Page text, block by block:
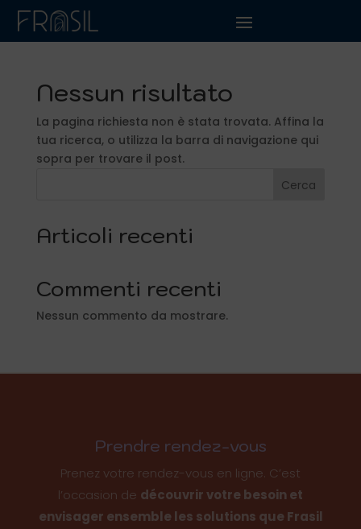
Nessun risultato
La pagina richiesta non è stata trovata. Affina la
tua ricerca, o utilizza la barra di navigazione qui
sopra per trovare il post.
Cerca
Articoli recenti
Commenti recenti
Nessun commento da mostrare.
Prendre rendez-vous
Prenez votre rendez-vous en ligne. C’est
l’occasion de découvrir votre besoin et
envisager ensemble les solutions que Frasil